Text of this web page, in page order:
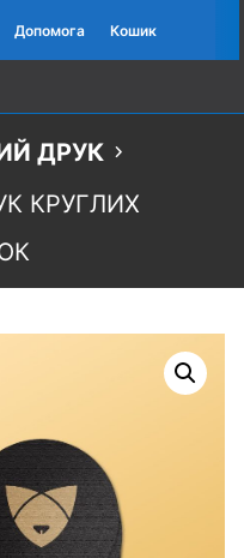
Допомога Кошик
ДРУК
КРУГЛИХ